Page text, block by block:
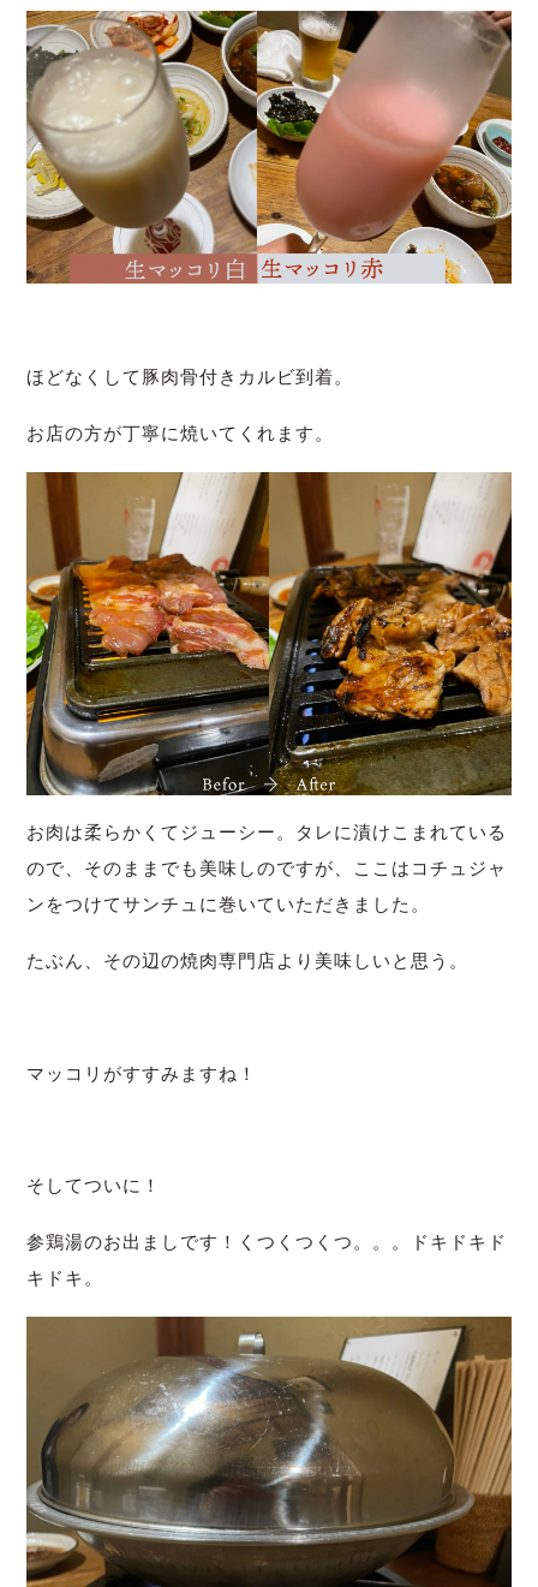
ほどなくして豚肉骨付きカルビ到着。
お店の方が丁寧に焼いてくれます。
お肉は柔らかくてジューシー。タレに漬けこまれている
ので、そのままでも美味しのですが、ここはコチュジャ
ンをつけてサンチュに巻いていただきました。
たぶん、その辺の焼肉専門店より美味しいと思う。
マッコリがすすみますね！
そしてついに！
参鶏湯のお出ましです！くつくつくつ。。。ドキドキド
キドキ。